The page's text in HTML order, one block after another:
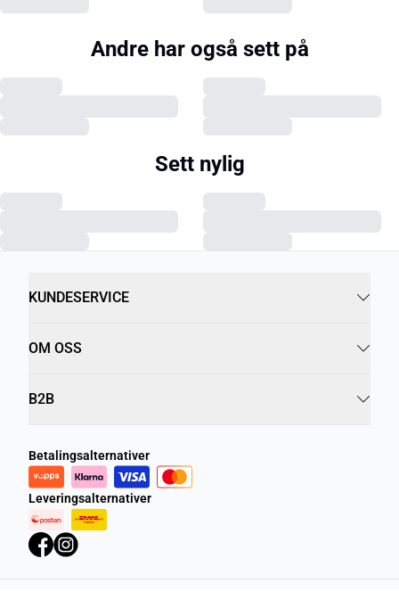
Andre har også sett på
Sett nylig
KUNDESERVICE
OM OSS
B2B
Betalingsalternativer
Leveringsalternativer